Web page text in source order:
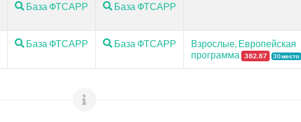
База ФТСАРР База ФТСАРР
База ФТСАРР База ФТСАРР
Взрослые, Европейская
программа 382.87 30 место